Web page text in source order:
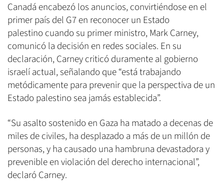
Canadá encabezó los anuncios, convirtiéndose en el
primer país del G7 en reconocer un Estado
palestino cuando su primer ministro, Mark Carney,
comunicó la decisión en redes sociales. En su
declaración, Carney criticó duramente al gobierno
israelí actual, señalando que “está trabajando
metódicamente para prevenir que la perspectiva de un
Estado palestino sea jamás establecida”.
“Su asalto sostenido en Gaza ha matado a decenas de
miles de civiles, ha desplazado a más de un millón de
personas, y ha causado una hambruna devastadora y
prevenible en violación del derecho internacional”,
declaró Carney.